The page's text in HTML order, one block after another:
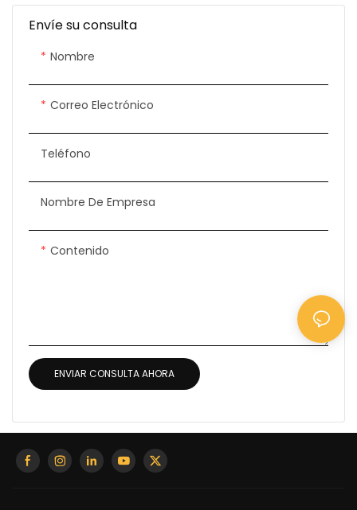
Envíe su consulta
Nombre
Correo Electrónico
Teléfono
Nombre De Empresa
Contenido
ENVIAR CONSULTA AHORA